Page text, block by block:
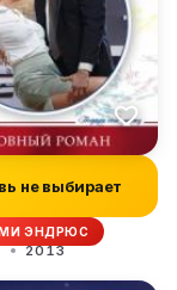
не выбирает
ЭНДРЮС
2013